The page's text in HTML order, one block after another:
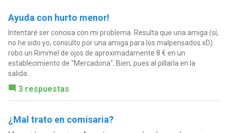
Ayuda con hurto menor!
Intentaré ser concisa con mi problema. Resulta que una amiga (sí,
no he sido yo, consulto por una amiga para los malpensados xD)
robó un Rimmel de ojos de aproximadamente 8 € en un
establecimiento de "Mercadona". Bien, pues al pillarla en la
salida...
3 respuestas
¿Mal trato en comisaria?